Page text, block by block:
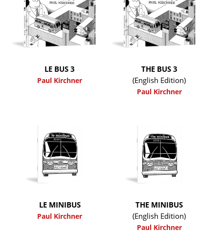
LE BUS 3
Paul Kirchner
THE BUS 3
(English Edition)
Paul Kirchner
LE MINIBUS
Paul Kirchner
THE MINIBUS
(English Edition)
Paul Kirchner